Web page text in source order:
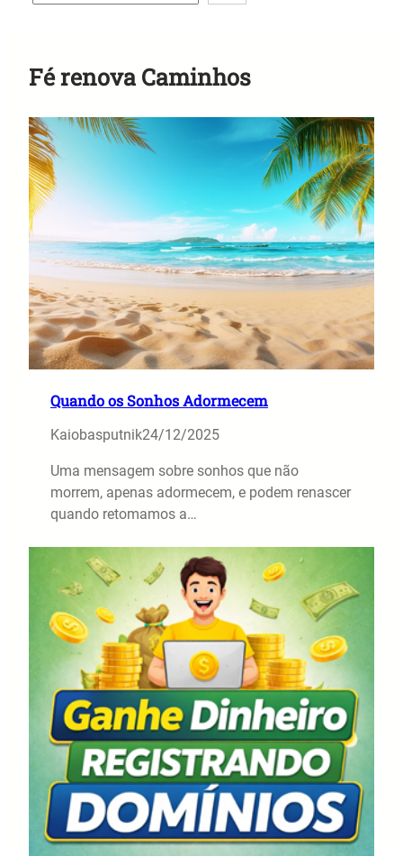
Fé renova Caminhos
Quando os Sonhos Adormecem
Kaiobasputnik24/12/2025
Uma mensagem sobre sonhos que não
morrem, apenas adormecem, e podem renascer
quando retomamos a…